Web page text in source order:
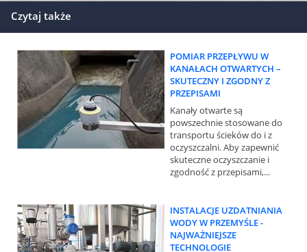
Czytaj także
POMIAR PRZEPŁYWU W
KANAŁACH OTWARTYCH –
SKUTECZNY I ZGODNY Z
PRZEPISAMI
Kanały otwarte są
powszechnie stosowane do
transportu ścieków do i z
oczyszczalni. Aby zapewnić
skuteczne oczyszczanie i
zgodność z przepisami,...
INSTALACJE UZDATNIANIA
WODY W PRZEMYŚLE -
NAJWAŻNIEJSZE
TECHNOLOGIE